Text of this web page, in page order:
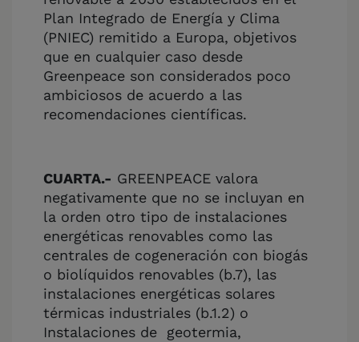
Plan Integrado de Energía y Clima
(PNIEC) remitido a Europa, objetivos
que en cualquier caso desde
Greenpeace son considerados poco
ambiciosos de acuerdo a las
recomendaciones científicas.
CUARTA.- GREENPEACE valora
negativamente que no se incluyan en
la orden otro tipo de instalaciones
energéticas renovables como las
centrales de cogeneración con biogás
o biolíquidos renovables (b.7), las
instalaciones energéticas solares
térmicas industriales (b.1.2) o
Instalaciones de geotermia,